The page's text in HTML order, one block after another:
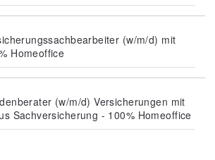
(w/m/d) mit
Homeoffice
(w/m/d) Versicherungen mit
Sachversicherung - 100% Homeoffice